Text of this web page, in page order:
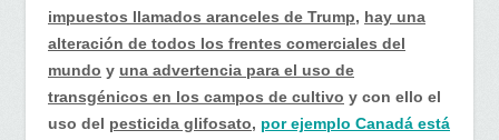
impuestos llamados aranceles de Trump, hay una
alteración de todos los frentes comerciales del
mundo y una advertencia para el uso de
transgénicos en los campos de cultivo y con ello el
uso del pesticida glifosato, por ejemplo Canadá está